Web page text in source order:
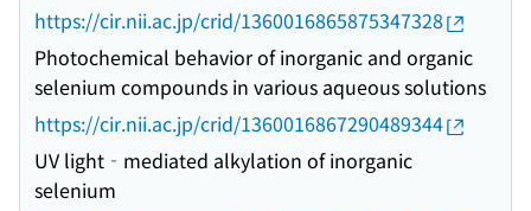
https://cir.nii.ac.jp/crid/1360016865875347328
Photochemical behavior of inorganic and organic
selenium compounds in various aqueous solutions
https://cir.nii.ac.jp/crid/1360016867290489344
UV light‐mediated alkylation of inorganic
selenium